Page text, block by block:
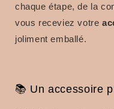
chaque étape, de la
vous receviez votre
joliment emballé.
📚 Un accessoire